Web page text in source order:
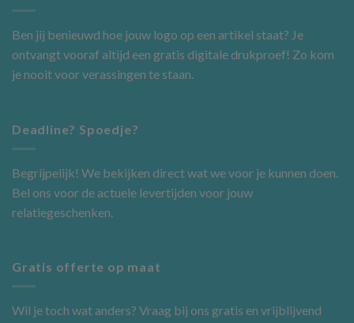
Ben jij benieuwd hoe jouw logo op een artikel staat? Je
ontvangt vooraf altijd een gratis digitale drukproef! Zo kom
je nooit voor verassingen te staan.
Deadline? Spoedje?
Begrijpelijk! We bekijken direct wat we voor je kunnen doen.
Bel ons voor de actuele levertijden voor jouw
relatiegeschenken.
Gratis offerte op maat
Wil je toch wat anders? Vraag bij ons gratis en vrijblijvend